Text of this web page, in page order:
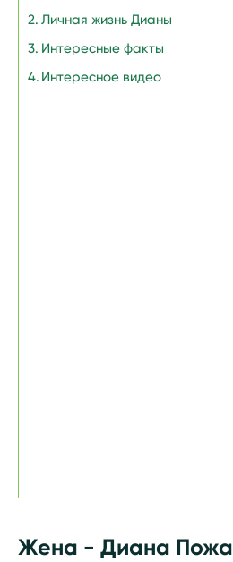
Личная жизнь Дианы
Интересные факты
Интересное видео
Жена - Диана